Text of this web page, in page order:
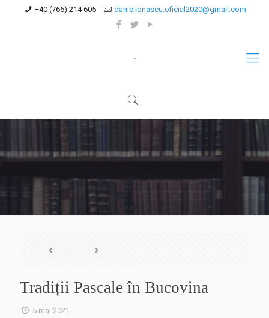
+40 (766) 214 605 danielionascu.oficial2020@gmail.com
Tradiții Pascale în Bucovina
5 mai 2021